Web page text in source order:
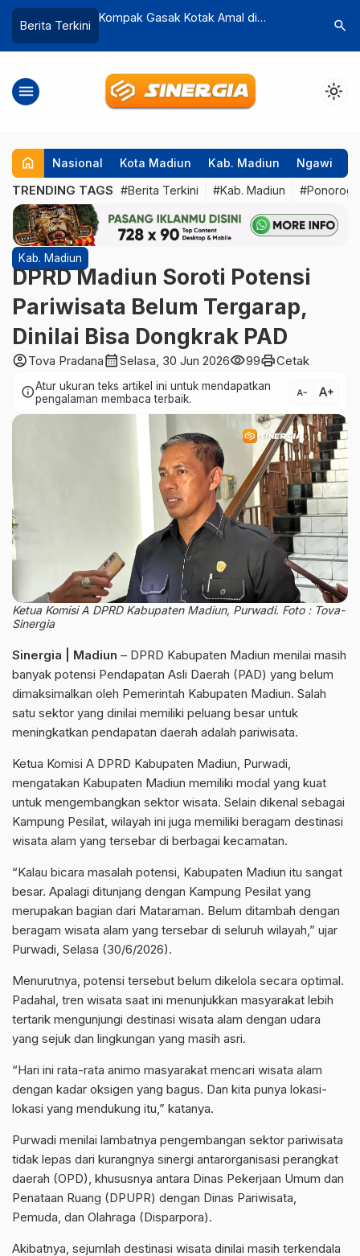
Berita Terkini
Kompak Gasak Kotak Amal di
CCTV
search
menu light_mode
home Nasional Kota Madiun Kab. Madiun Ngawi
TRENDING TAGS #Berita Terkini #Kab. Madiun #Ponorogo
Kab. Madiun
DPRD Madiun Soroti Potensi
Pariwisata Belum Tergarap,
Dinilai Bisa Dongkrak PAD
account_circleTova Pradanacalendar_monthSelasa, 30 Jun 2026visibility99printCetak
infoAtur ukuran teks artikel ini untuk mendapatkan
pengalaman membaca terbaik.
text_decrease text_increase
Ketua Komisi A DPRD Kabupaten Madiun, Purwadi. Foto : Tova-
Sinergia
Sinergia | Madiun – DPRD Kabupaten Madiun menilai masih
banyak potensi Pendapatan Asli Daerah (PAD) yang belum
dimaksimalkan oleh Pemerintah Kabupaten Madiun. Salah
satu sektor yang dinilai memiliki peluang besar untuk
meningkatkan pendapatan daerah adalah pariwisata.
Ketua Komisi A DPRD Kabupaten Madiun, Purwadi,
mengatakan Kabupaten Madiun memiliki modal yang kuat
untuk mengembangkan sektor wisata. Selain dikenal sebagai
Kampung Pesilat, wilayah ini juga memiliki beragam destinasi
wisata alam yang tersebar di berbagai kecamatan.
“Kalau bicara masalah potensi, Kabupaten Madiun itu sangat
besar. Apalagi ditunjang dengan Kampung Pesilat yang
merupakan bagian dari Mataraman. Belum ditambah dengan
beragam wisata alam yang tersebar di seluruh wilayah,” ujar
Purwadi, Selasa (30/6/2026).
Menurutnya, potensi tersebut belum dikelola secara optimal.
Padahal, tren wisata saat ini menunjukkan masyarakat lebih
tertarik mengunjungi destinasi wisata alam dengan udara
yang sejuk dan lingkungan yang masih asri.
“Hari ini rata-rata animo masyarakat mencari wisata alam
dengan kadar oksigen yang bagus. Dan kita punya lokasi-
lokasi yang mendukung itu,” katanya.
Purwadi menilai lambatnya pengembangan sektor pariwisata
tidak lepas dari kurangnya sinergi antarorganisasi perangkat
daerah (OPD), khususnya antara Dinas Pekerjaan Umum dan
Penataan Ruang (DPUPR) dengan Dinas Pariwisata,
Pemuda, dan Olahraga (Disparpora).
Akibatnya, sejumlah destinasi wisata dinilai masih terkendala